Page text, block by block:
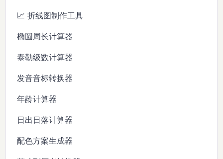
📈 折线图制作工具
椭圆周长计算器
泰勒级数计算器
发音音标转换器
年龄计算器
日出日落计算器
配色方案生成器